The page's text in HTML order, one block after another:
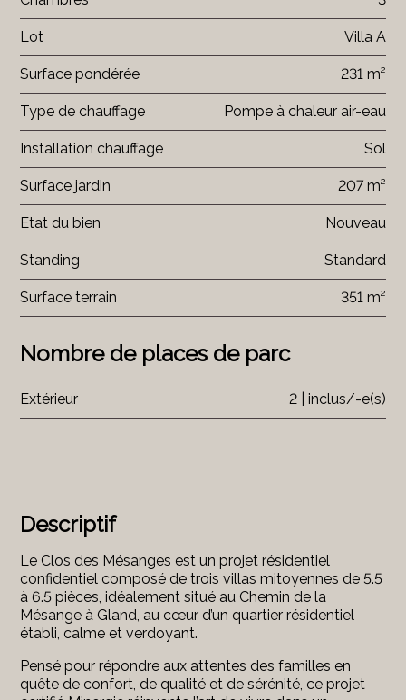
Descriptif
Le Clos des Mésanges est un projet résidentiel
confidentiel composé de trois villas mitoyennes de 5.5
à 6.5 pièces, idéalement situé au Chemin de la
Mésange à Gland, au cœur d’un quartier résidentiel
établi, calme et verdoyant.
Pensé pour répondre aux attentes des familles en
quête de confort, de qualité et de sérénité, ce projet
Lot Villa A
Surface pondérée 231 m²
Type de chauffage Pompe à chaleur air-eau
Installation chauffage Sol
Surface jardin 207 m²
Etat du bien Nouveau
Standing Standard
Surface terrain 351 m²
Nombre de places de parc
Extérieur 2 | inclus/-e(s)